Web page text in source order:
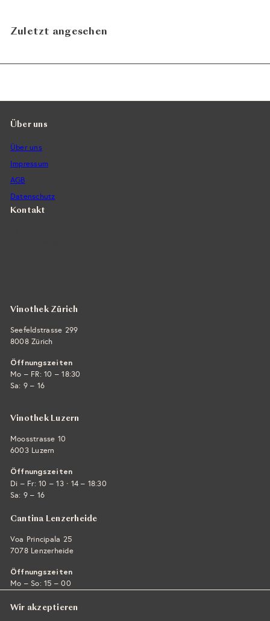
Zuletzt angesehen
Über uns
Über uns
Impressum
AGB
Datenschutz
Kontakt
Vinothek Zürich
Seefeldstrasse 299
8008 Zürich
Öffnungszeiten
Mo – FR: 10 – 18:30
Sa: 9 – 16
Vinothek Luzern
Moosstrasse 10
6003 Luzern
Öffnungszeiten
Di – Fr: 10 – 13 · 14 – 18:30
Sa: 9 – 16
Cantina Lenzerheide
Voa Principala 25
7078 Lenzerheide
Öffnungszeiten
Mo – So: 15 – 00
Wir akzeptieren